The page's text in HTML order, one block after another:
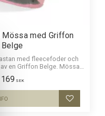
Mössa med Griffon
Belge
med fleecefoder och
en Griffon Belge. Mössan
169 SEK
Lägg till i